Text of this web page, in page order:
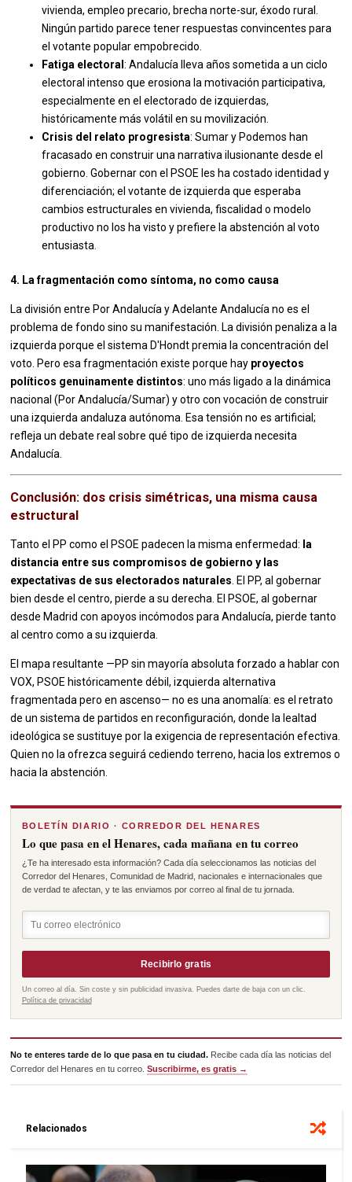
vivienda, empleo precario, brecha norte-sur, éxodo rural.
Ningún partido parece tener respuestas convincentes para
el votante popular empobrecido.
Fatiga electoral: Andalucía lleva años sometida a un ciclo
electoral intenso que erosiona la motivación participativa,
especialmente en el electorado de izquierdas,
históricamente más volátil en su movilización.
Crisis del relato progresista: Sumar y Podemos han
fracasado en construir una narrativa ilusionante desde el
gobierno. Gobernar con el PSOE les ha costado identidad y
diferenciación; el votante de izquierda que esperaba
cambios estructurales en vivienda, fiscalidad o modelo
productivo no los ha visto y prefiere la abstención al voto
entusiasta.
4. La fragmentación como síntoma, no como causa
La división entre Por Andalucía y Adelante Andalucía no es el
problema de fondo sino su manifestación. La división penaliza a la
izquierda porque el sistema D'Hondt premia la concentración del
voto. Pero esa fragmentación existe porque hay proyectos
políticos genuinamente distintos: uno más ligado a la dinámica
nacional (Por Andalucía/Sumar) y otro con vocación de construir
una izquierda andaluza autónoma. Esa tensión no es artificial;
refleja un debate real sobre qué tipo de izquierda necesita
Andalucía.
Conclusión: dos crisis simétricas, una misma causa
estructural
Tanto el PP como el PSOE padecen la misma enfermedad: la
distancia entre sus compromisos de gobierno y las
expectativas de sus electorados naturales . El PP, al gobernar
bien desde el centro, pierde a su derecha. El PSOE, al gobernar
desde Madrid con apoyos incómodos para Andalucía, pierde tanto
al centro como a su izquierda.
El mapa resultante —PP sin mayoría absoluta forzado a hablar con
VOX, PSOE históricamente débil, izquierda alternativa
fragmentada pero en ascenso— no es una anomalía: es el retrato
de un sistema de partidos en reconfiguración, donde la lealtad
ideológica se sustituye por la exigencia de representación efectiva.
Quien no la ofrezca seguirá cediendo terreno, hacia los extremos o
hacia la abstención.
BOLETÍN DIARIO · CORREDOR DEL HENARES
Lo que pasa en el Henares, cada mañana en tu correo
¿Te ha interesado esta información? Cada día seleccionamos las noticias del
Corredor del Henares, Comunidad de Madrid, nacionales e internacionales que
de verdad te afectan, y te las enviamos por correo al final de tu jornada.
Recibirlo gratis
Un correo al día. Sin coste y sin publicidad invasiva. Puedes darte de baja con un clic.
Política de privacidad
No te enteres tarde de lo que pasa en tu ciudad. Recibe cada día las noticias del
Corredor del Henares en tu correo.Suscribirme, es gratis →
Relacionados